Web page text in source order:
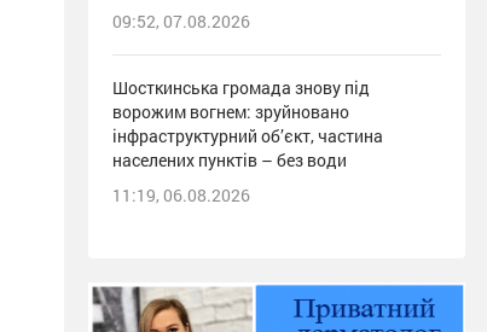
09:52, 07.08.2026
Шосткинська громада знову під
ворожим вогнем: зруйновано
інфраструктурний об’єкт, частина
населених пунктів – без води
11:19, 06.08.2026